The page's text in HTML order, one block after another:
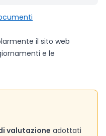
il sito web
e le
valutazione adottati